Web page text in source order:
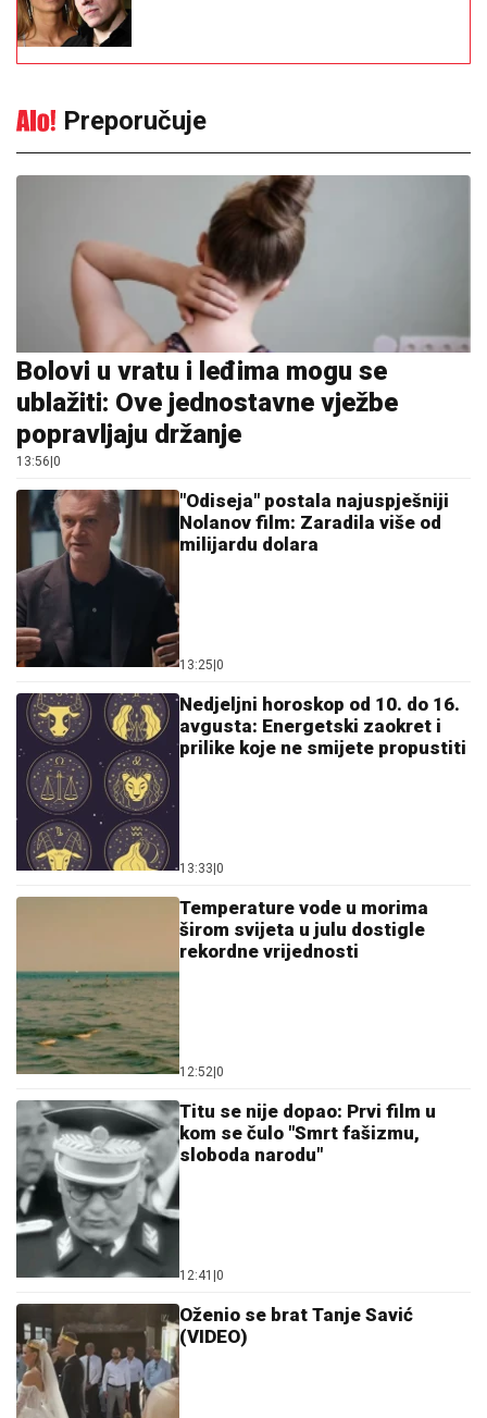
Preporučuje
Bolovi u vratu i leđima mogu se
ublažiti: Ove jednostavne vježbe
popravljaju držanje
13:56 0
"Odiseja" postala najuspješniji
Nolanov film: Zaradila više od
milijardu dolara
13:25 0
Nedjeljni horoskop od 10. do 16.
avgusta: Energetski zaokret i
prilike koje ne smijete propustiti
13:33 0
Temperature vode u morima
širom svijeta u julu dostigle
rekordne vrijednosti
12:52 0
Titu se nije dopao: Prvi film u
kom se čulo "Smrt fašizmu,
sloboda narodu"
12:41 0
Oženio se brat Tanje Savić
(VIDEO)